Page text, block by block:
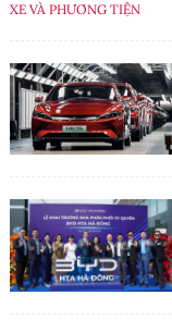
XE VÀ PHƯƠNG TIỆN